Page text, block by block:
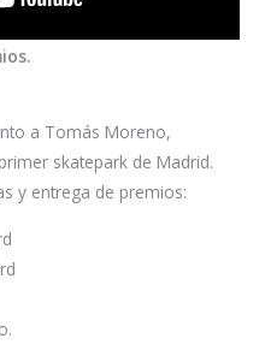
a Tomás Moreno,
skatepark de Madrid.
y entrega de premios: